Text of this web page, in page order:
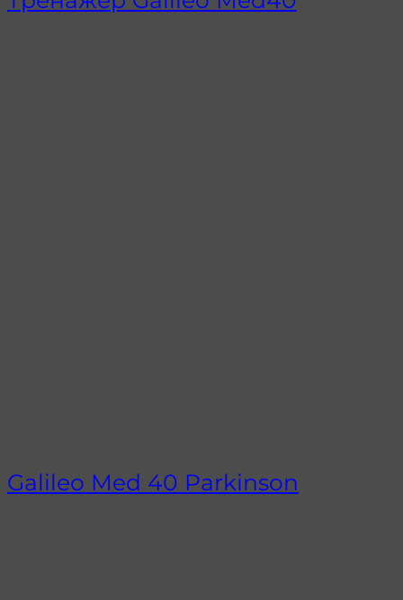
Galileo Med 40 Parkinson